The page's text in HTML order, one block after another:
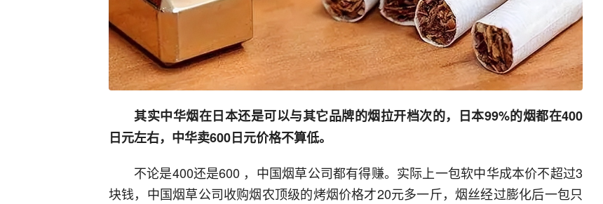
其实中华烟在日本还是可以与其它品牌的烟拉开档次的，日本99%的烟都在400
日元左右，中华卖600日元价格不算低。
不论是400还是600 ，中国烟草公司都有得赚。实际上一包软中华成本价不超过3
块钱，中国烟草公司收购烟农顶级的烤烟价格才20元多一斤，烟丝经过膨化后一包只